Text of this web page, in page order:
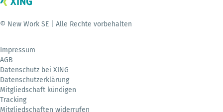
© New Work SE | Alle Rechte vorbehalten
Impressum
AGB
Datenschutz bei XING
Datenschutzerklärung
Mitgliedschaft kündigen
Tracking
Mitgliedschaften widerrufen